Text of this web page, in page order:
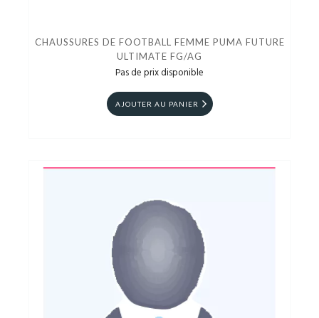
CHAUSSURES DE FOOTBALL FEMME PUMA FUTURE
ULTIMATE FG/AG
Pas de prix disponible
AJOUTER AU PANIER